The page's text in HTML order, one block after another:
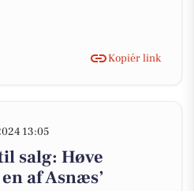
Kopiér link
13:05
salg: Høve
af Asnæs’